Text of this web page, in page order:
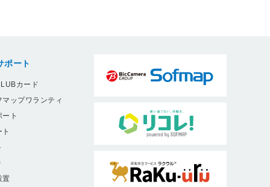
ポート
カード
ップワランティ
ト
置